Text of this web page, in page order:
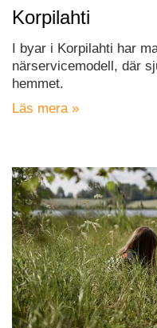
Korpilahti
I byar i Korpilahti har
närservicemodell, där
hemmet.
Läs mera »